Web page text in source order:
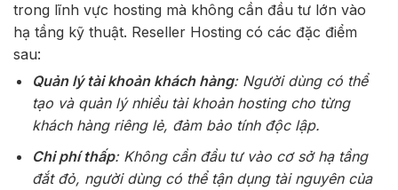
trong lĩnh vực hosting mà không cần đầu tư lớn vào
hạ tầng kỹ thuật. Reseller Hosting có các đặc điểm
sau:
Quản lý tài khoản khách hàng: Người dùng có thể
tạo và quản lý nhiều tài khoản hosting cho từng
khách hàng riêng lẻ, đảm bảo tính độc lập.
Chi phí thấp: Không cần đầu tư vào cơ sở hạ tầng
đắt đỏ, người dùng có thể tận dụng tài nguyên của